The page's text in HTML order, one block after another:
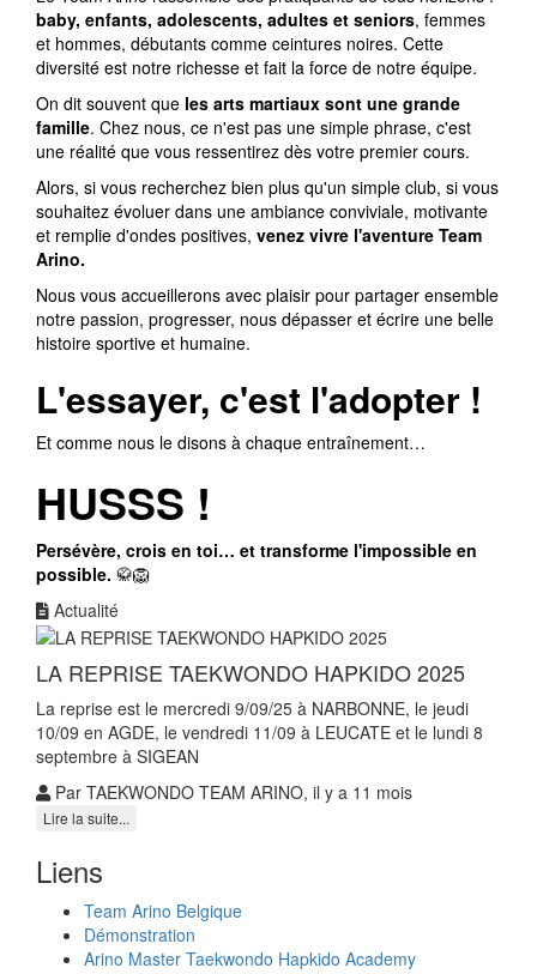
baby, enfants, adolescents, adultes et seniors, femmes
et hommes, débutants comme ceintures noires. Cette
diversité est notre richesse et fait la force de notre équipe.
On dit souvent que les arts martiaux sont une grande
famille. Chez nous, ce n'est pas une simple phrase, c'est
une réalité que vous ressentirez dès votre premier cours.
Alors, si vous recherchez bien plus qu'un simple club, si vous
souhaitez évoluer dans une ambiance conviviale, motivante
et remplie d'ondes positives, venez vivre l'aventure Team
Arino.
Nous vous accueillerons avec plaisir pour partager ensemble
notre passion, progresser, nous dépasser et écrire une belle
histoire sportive et humaine.
L'essayer, c'est l'adopter !
Et comme nous le disons à chaque entraînement…
HUSSS !
Persévère, crois en toi… et transforme l'impossible en
possible. 🥋🦁
Actualité
LA REPRISE TAEKWONDO HAPKIDO 2025
La reprise est le mercredi 9/09/25 à NARBONNE, le jeudi
10/09 en AGDE, le vendredi 11/09 à LEUCATE et le lundi 8
septembre à SIGEAN
Par TAEKWONDO TEAM ARINO, il y a 11 mois
Lire la suite...
Liens
Team Arino Belgique
Démonstration
Arino Master Taekwondo Hapkido Academy